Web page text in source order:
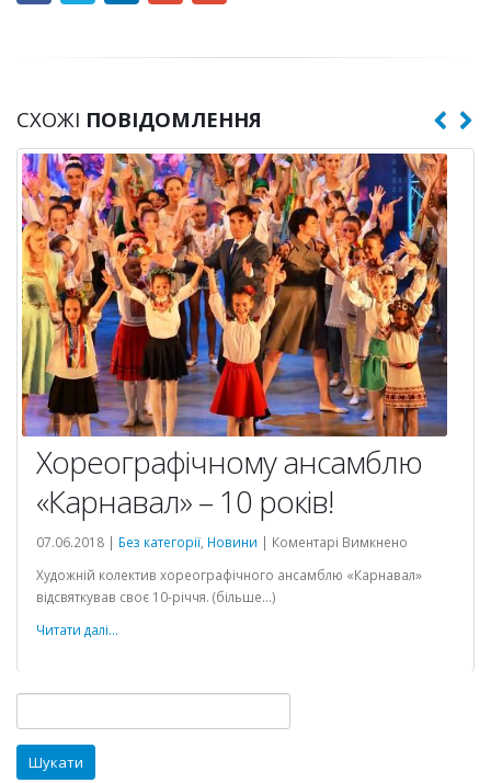
СХОЖІ ПОВІДОМЛЕННЯ
Хореографічному ансамблю
«Карнавал» – 10 років!
07.06.2018 | Без категорії, Новини | Коментарі Вимкнено
ансамблю
Художній колектив хореографічного ансамблю «Карнавал»
відсвяткував своє 10-річчя. (більше…)
Читати далі...